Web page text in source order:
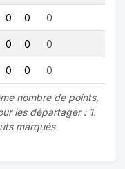
0 0 0
0 0 0
0 0 0
nombre de points,
les départager : 1.
marqués